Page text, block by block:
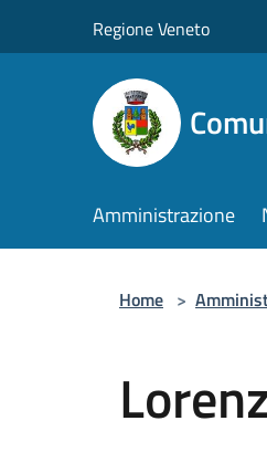
Regione Veneto
Amministrazione
Home >